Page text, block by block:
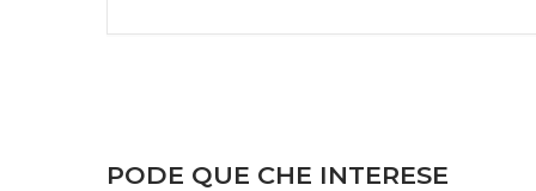
PODE QUE CHE INTERESE